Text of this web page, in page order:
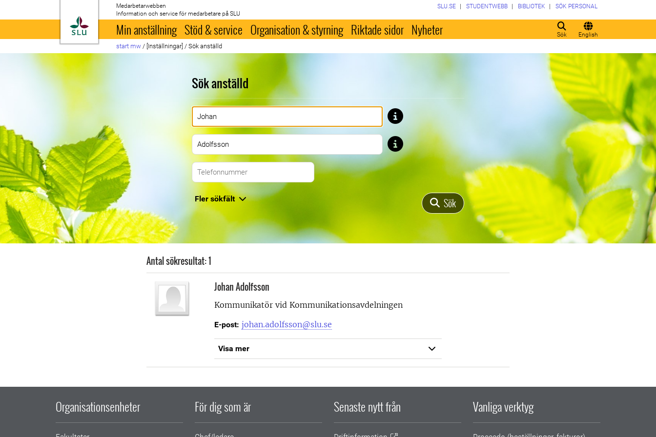
Till startsida
Medarbetarwebben
Information och service för medarbetare på SLU
Sök English
SLU.SE STUDENTWEBB BIBLIOTEK SÖK PERSONAL
Min anställning Stöd & service Organisation & styrning Riktade sidor Nyheter
start mw / [Inställningar] / Sök anställd
Sök anställd
Förnamn
Efternamn
Telefonnummer
Fler sökfält Sök
Antal sökresultat: 1
Johan Adolfsson
Kommunikatör vid Kommunikationsavdelningen
E-post: johan.adolfsson@slu.se
Visa mer
Organisationsenheter För dig som är Senaste nytt från Vanliga verktyg